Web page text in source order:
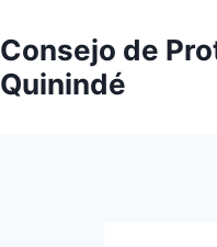
Consejo de
Quinindé